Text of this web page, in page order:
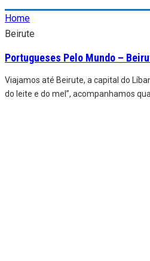
Home
Beirute
Portugueses Pelo Mundo –
Viajamos até Beirute, a capital do
do leite e do mel”, acompanhamos